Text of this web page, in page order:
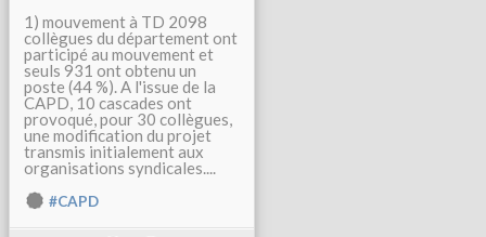
1) mouvement à TD 2098
collègues du département ont
participé au mouvement et
seuls 931 ont obtenu un
poste (44 %). A l'issue de la
CAPD, 10 cascades ont
provoqué, pour 30 collègues,
une modification du projet
transmis initialement aux
organisations syndicales....
#CAPD